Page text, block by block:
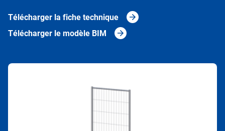
Télécharger la fiche technique
Télécharger le modèle BIM